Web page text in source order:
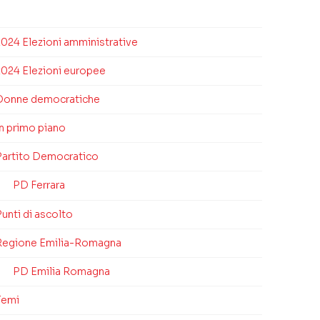
Elezioni amministrative
Elezioni europee
democratiche
primo piano
Democratico
PD Ferrara
di ascolto
Emilia-Romagna
PD Emilia Romagna